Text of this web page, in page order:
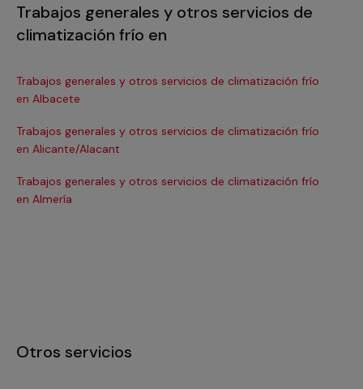
Trabajos generales y otros servicios de
climatización frío en
Trabajos generales y otros servicios de climatización frío
en Albacete
Trabajos generales y otros servicios de climatización frío
en Alicante/Alacant
Trabajos generales y otros servicios de climatización frío
en Almería
Otros servicios